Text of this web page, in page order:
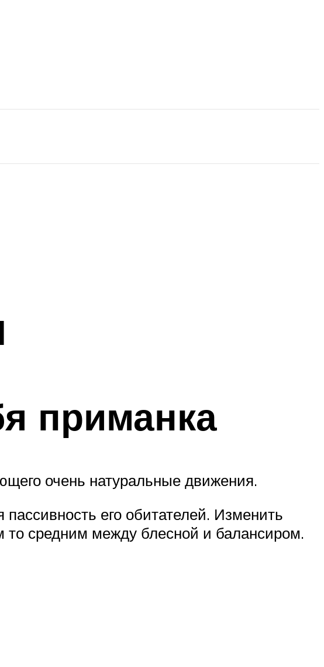
приманка
очень натуральные движения.
его обитателей. Изменить
средним между блесной и балансиром.